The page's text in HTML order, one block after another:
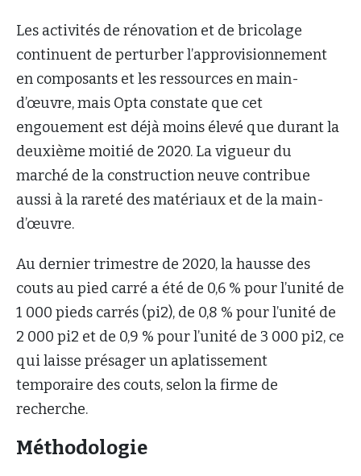
Les activités de rénovation et de bricolage
continuent de perturber l’approvisionnement
en composants et les ressources en main-
d’œuvre, mais Opta constate que cet
engouement est déjà moins élevé que durant la
deuxième moitié de 2020. La vigueur du
marché de la construction neuve contribue
aussi à la rareté des matériaux et de la main-
d’œuvre.
Au dernier trimestre de 2020, la hausse des
couts au pied carré a été de 0,6 % pour l’unité de
1 000 pieds carrés (pi2), de 0,8 % pour l’unité de
2 000 pi2 et de 0,9 % pour l’unité de 3 000 pi2, ce
qui laisse présager un aplatissement
temporaire des couts, selon la firme de
recherche.
Méthodologie